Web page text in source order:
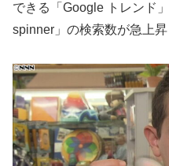
できる「Google トレンド
spinner」の検索数が急上昇